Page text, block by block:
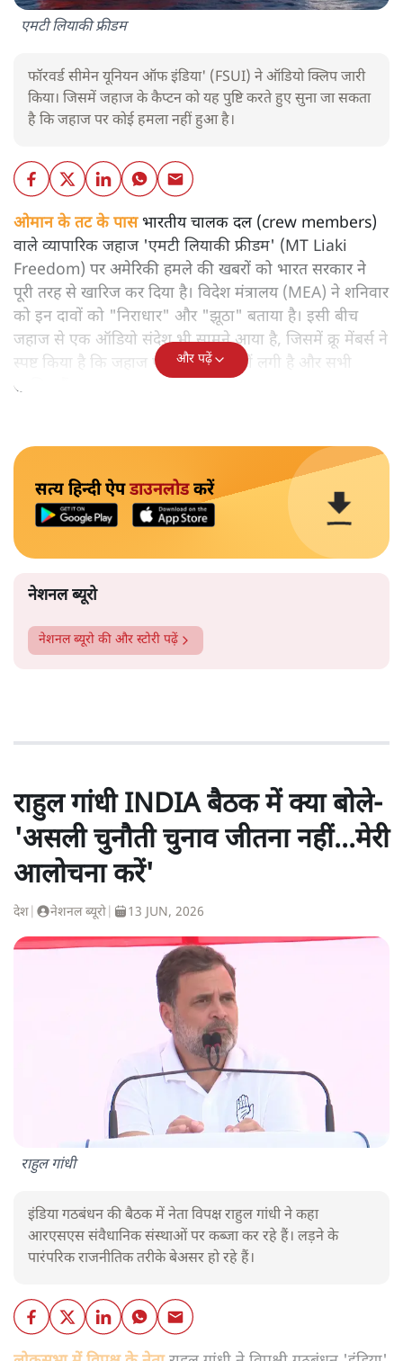
एमटी लियाकी फ्रीडम
फॉरवर्ड सीमेन यूनियन ऑफ इंडिया' (FSUI) ने ऑडियो क्लिप जारी
किया। जिसमें जहाज के कैप्टन को यह पुष्टि करते हुए सुना जा सकता
है कि जहाज पर कोई हमला नहीं हुआ है।
ओमान के तट के पासभारतीय चालक दल (crew members)
वाले व्यापारिक जहाज 'एमटी लियाकी फ्रीडम' (MT Liaki
Freedom) पर अमेरिकी हमले की खबरों को भारत सरकार ने
पूरी तरह से खारिज कर दिया है। विदेश मंत्रालय (MEA) ने शनिवार
को इन दावों को "निराधार" और "झूठा" बताया है। इसी बीच
जहाज से एक ऑडियो संदेश भी सामने आया है, जिसमें क्रू मेंबर्स ने
स्पष्ट किया है कि जहाज पर कोई आग नहीं लगी है और सभी
सुरक्षित हैं।
और पढ़ें
सत्य हिन्दी ऐपडाउनलोडकरें
नेशनल ब्यूरो
नेशनल ब्यूरो की और स्टोरी पढ़ें
राहुल गांधी INDIA बैठक में क्या बोले-
'असली चुनौती चुनाव जीतना नहीं...मेरी
आलोचना करें'
देश नेशनल ब्यूरो 13 JUN, 2026
राहुल गांधी
इंडिया गठबंधन की बैठक में नेता विपक्ष राहुल गांधी ने कहा
आरएसएस संवैधानिक संस्थाओं पर कब्जा कर रहे हैं। लड़ने के
पारंपरिक राजनीतिक तरीके बेअसर हो रहे हैं।